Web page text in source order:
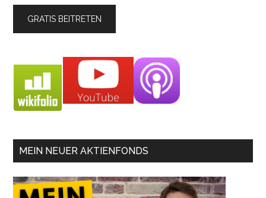
MEIN NEUER AKTIENFONDS